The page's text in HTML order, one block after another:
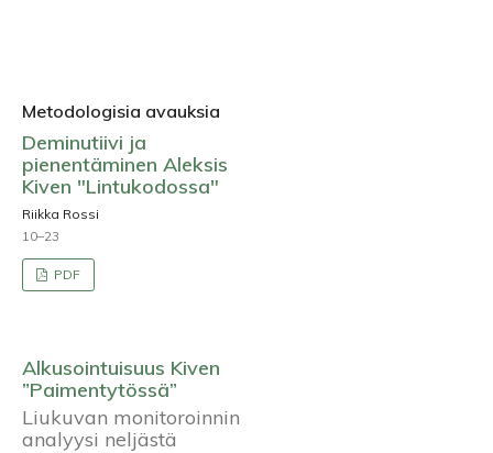
Metodologisia avauksia
Deminutiivi ja
pienentäminen Aleksis
Kiven "Lintukodossa"
Riikka Rossi
10–23
PDF
Alkusointuisuus Kiven
”Paimentytössä”
Liukuvan monitoroinnin
analyysi neljästä